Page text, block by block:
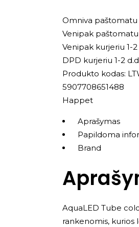
Omniva paštomatu
Venipak paštomatu
Venipak kurjeriu 1-2
DPD kurjeriu 1-2
Produkto kodas:
5907708651488
Happet
Aprašymas
Papildoma
Brand
AquaLED Tube
rankenomis,